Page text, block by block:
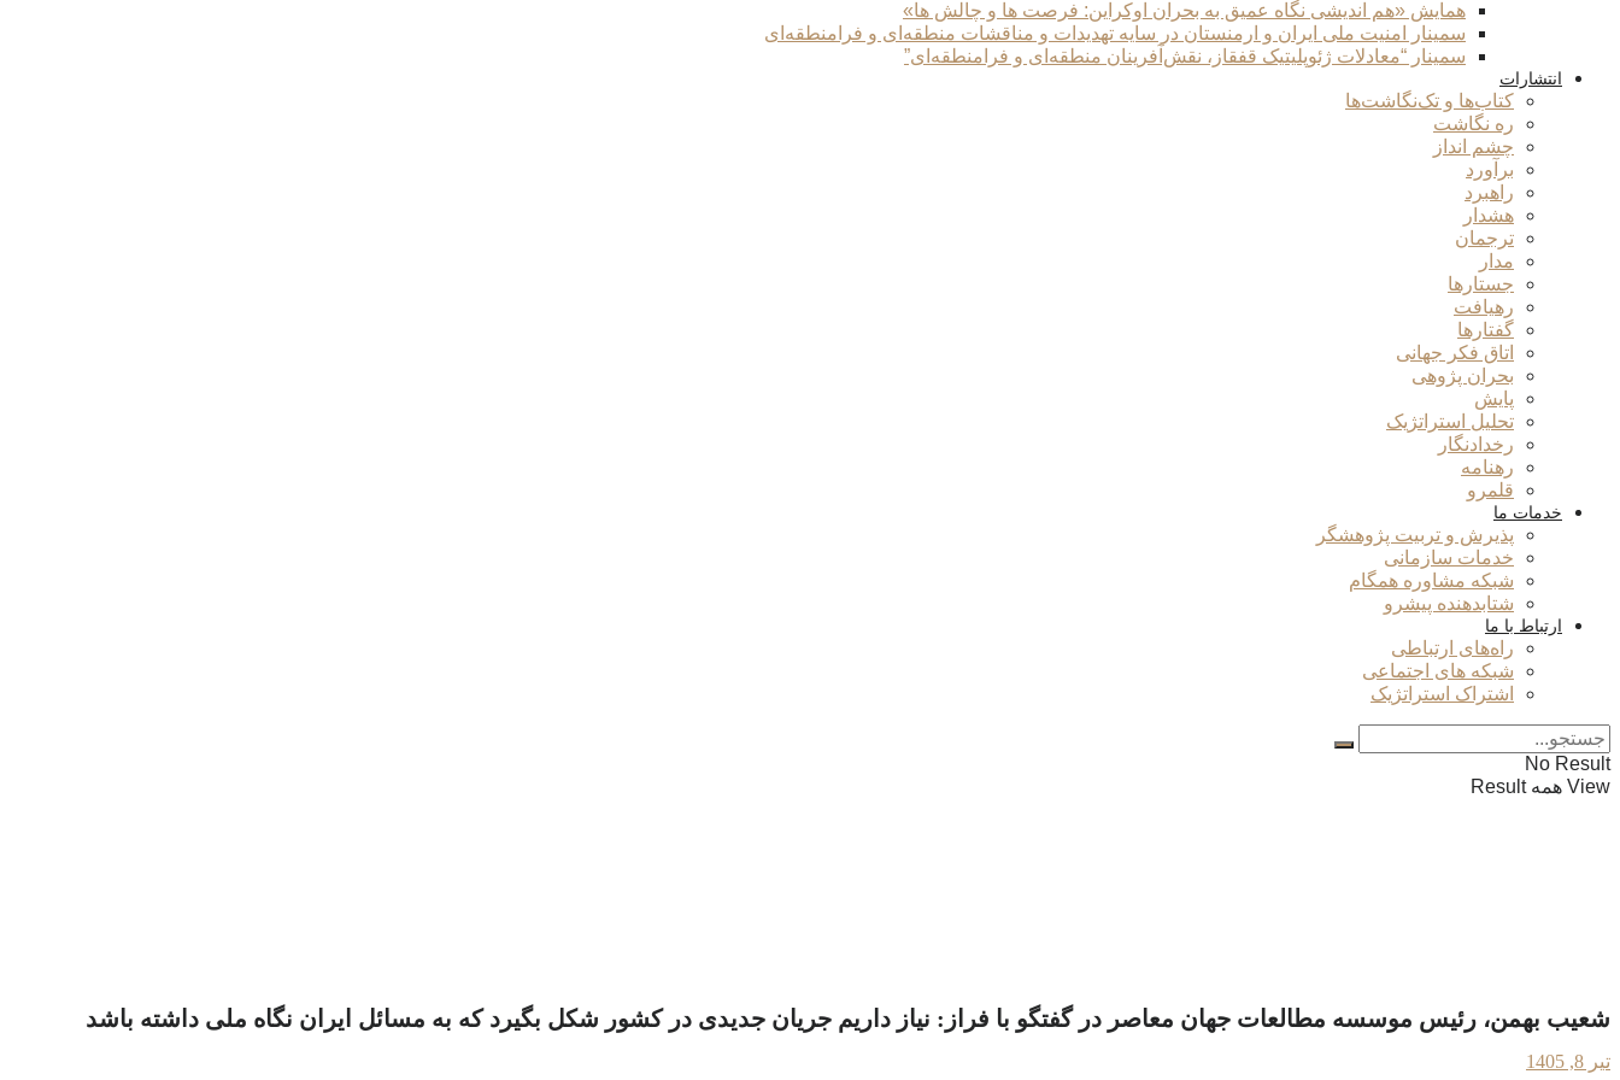
همایش «هم اندیشی نگاه عمیق به بحران اوکراین: فرصت ها و چالش ها»
سمینار امنیت ملی ایران و ارمنستان در سایه تهدیدات و مناقشات منطقه‌ای و فرامنطقه‌ای
سمینار “معادلات ژئوپلیتیک قفقاز، نقش‌آفرینان منطقه‌ای و فرامنطقه‌ای”
انتشارات
کتاب‌ها و تک‌نگاشت‌ها
ره نگاشت
چشم انداز
برآورد
راهبرد
هشدار
ترجمان
مدار
جستارها
رهیافت
گفتارها
اتاق فکر جهانی
بحران پژوهی
پایش
تحلیل استراتژیک
رخدادنگار
رهنامه
قلمرو
خدمات ما
پذیرش و تربیت پژوهشگر
خدمات سازمانی
شبکه مشاوره همگام
شتابدهنده پیشرو
ارتباط با ما
راه‌های ارتباطی
شبکه های اجتماعی
اشتراک استراتژیک
No Result
View همه Result
شعیب بهمن، رئیس موسسه مطالعات جهان معاصر در گفتگو با فراز: نیاز داریم جریان جدیدی در کشور شکل بگیرد که به مسائل ایران نگاه ملی داشته باشد
تیر 8, 1405